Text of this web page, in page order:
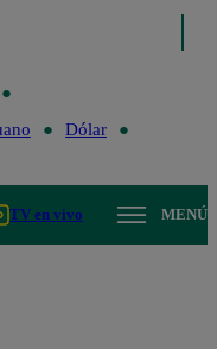
Dólar
TV en vivo MENÚ